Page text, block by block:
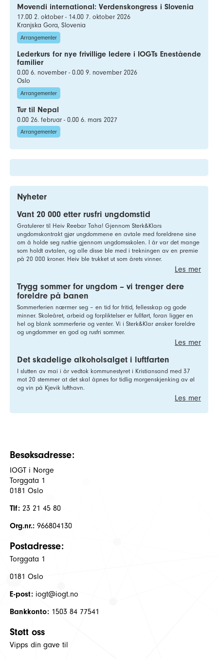
Movendi international: Verdenskongress i Slovenia
17.00 2. oktober - 14.00 7. oktober 2026
Kranjska Gora, Slovenia
Arrangementer
Lederkurs for nye frivillige ledere i IOGTs Enestående
familier
0.00 6. november - 0.00 9. november 2026
Oslo
Arrangementer
Tur til Nepal
0.00 26. februar - 0.00 6. mars 2027
Arrangementer
Nyheter
Vant 20 000 etter rusfri ungdomstid
Gratulerer til Heiv Reebar Taha! Gjennom Sterk&Klars
ungdomskontrakt gjør ungdommene en avtale med foreldrene sine
om å holde seg rusfrie gjennom ungdomsskolen. I år var det mange
som holdt avtalen, og alle disse ble med i trekningen av en premie
på 20 000 kroner. Heiv ble trukket ut som årets vinner.
Les mer
Trygg sommer for ungdom – vi trenger dere
foreldre på banen
Sommerferien nærmer seg – en tid for fritid, fellesskap og gode
minner. Skoleåret, arbeid og forpliktelser er fullført, foran ligger en
hel og blank sommerferie og venter. Vi i Sterk&Klar ønsker foreldre
og ungdommer en god og rusfri sommer.
Les mer
Det skadelige alkoholsalget i luftfarten
I slutten av mai i år vedtok kommunestyret i Kristiansand med 37
mot 20 stemmer at det skal åpnes for tidlig morgenskjenking av øl
og vin på Kjevik lufthavn.
Les mer
Besøksadresse:
IOGT i Norge
Torggata 1
0181 Oslo
Tlf: 23 21 45 80
Org.nr.: 966804130
Postadresse:
Torggata 1
0181 Oslo
E-post: iogt@iogt.no
Bankkonto: 1503 84 77541
Støtt oss
Vipps din gave til